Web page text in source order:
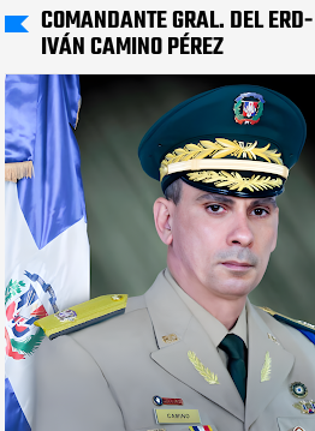
COMANDANTE GRAL. DEL
IVÁN CAMINO PÉREZ